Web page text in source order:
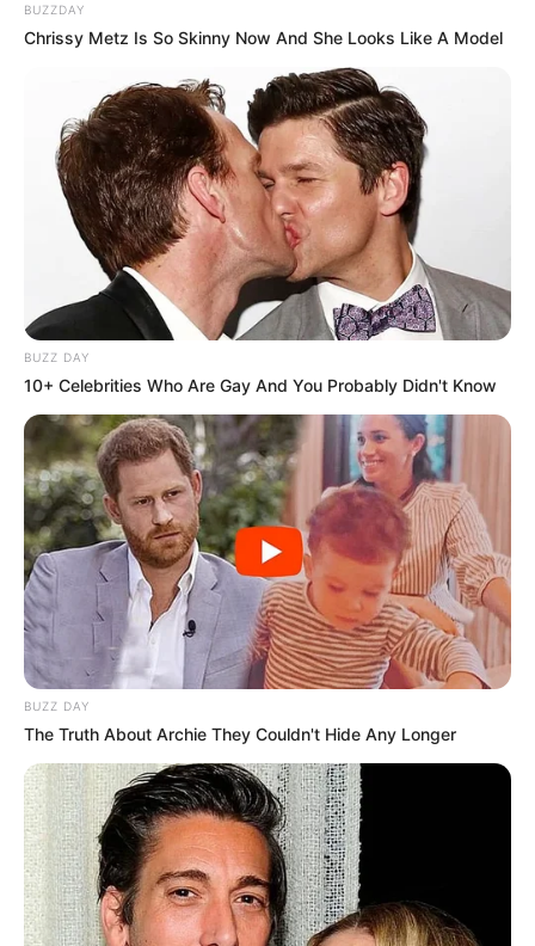
BUZZDAY
Chrissy Metz Is So Skinny Now And She Looks Like A Model
BUZZ DAY
10+ Celebrities Who Are Gay And You Probably Didn't Know
BUZZ DAY
The Truth About Archie They Couldn't Hide Any Longer